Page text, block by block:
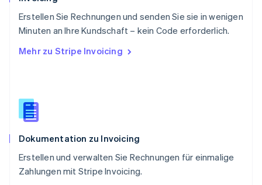
Erstellen Sie Rechnungen und senden Sie sie in wenigen
Minuten an Ihre Kundschaft – kein Code erforderlich.
Mehr zu Stripe Invoicing
Dokumentation zu Invoicing
Erstellen und verwalten Sie Rechnungen für einmalige
Zahlungen mit Stripe Invoicing.
Singapur
English简体中文
Slowakei
Slowenien
English
Spanien
Thailand
Tschechische Republik
English